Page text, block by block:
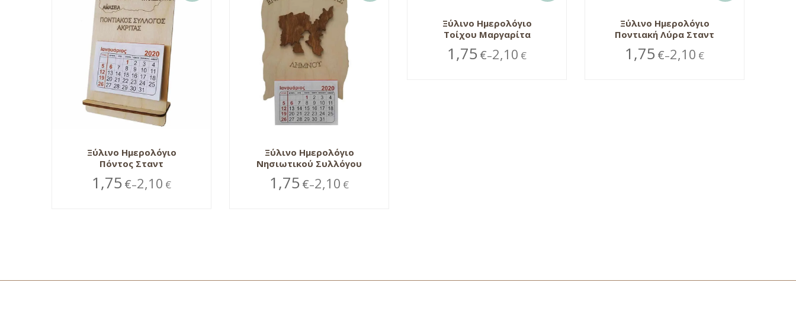
Ξύλινο Ημερολόγιο
Πόντος Σταντ
1,75 €–2,10 €
Ξύλινο Ημερολόγιο
Νησιωτικού Συλλόγου
1,75 €–2,10 €
Ξύλινο Ημερολόγιο
Τοίχου Μαργαρίτα
1,75 €–2,10 €
Ξύλινο Ημερολόγιο
Ποντιακή Λύρα Σταντ
1,75 €–2,10 €